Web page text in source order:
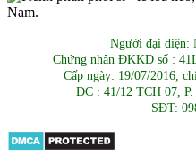
Người đại diện:
Chứng nhận ĐKKD số :
Cấp ngày: 19/07/2016,
ĐC : 41/12 TCH 07,
SĐT: